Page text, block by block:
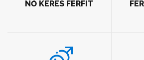
NŐ KERES FÉRFIT